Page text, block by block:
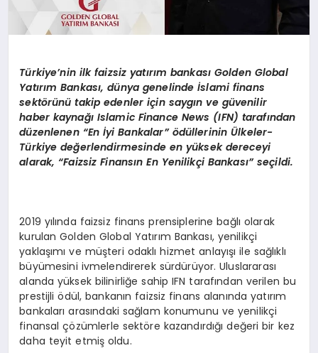
Türkiye’nin ilk faizsiz yatırım bankası Golden Global
Yatırım Bankası, dünya genelinde İslami finans
sektörünü takip edenler için saygın ve güvenilir
haber kaynağı Islamic Finance News (IFN) tarafından
düzenlenen “En İyi Bankalar” ödüllerininÜlkeler-
Türkiye değerlendirmesinde en yüksek dereceyi
alarak, “Faizsiz Finansın En Yenilikçi Bankası” seçildi.
2019 yılında faizsiz finans prensiplerine bağlı olarak
kurulan Golden Global Yatırım Bankası, yenilikçi
yaklaşımı ve müşteri odaklı hizmet anlayışı ile sağlıklı
büyümesini ivmelendirerek sürdürüyor. Uluslararası
alanda yüksek bilinirliğe sahip IFN tarafından verilen bu
prestijli ödül, bankanın faizsiz finans alanında yatırım
bankaları arasındaki sağlam konumunu ve yenilikçi
finansal çözümlerle sektöre kazandırdığı değeri bir kez
daha teyit etmiş oldu.